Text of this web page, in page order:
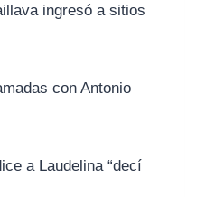
ingresó a sitios
con Antonio
a Laudelina “decí